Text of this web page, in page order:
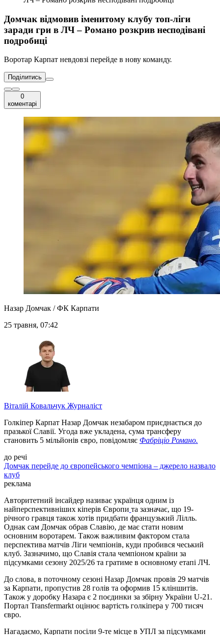
Домчак відмовив іменитому клубу топ-ліги
заради гри в ЛЧ – Романо розкрив несподівані
подробиці
Воротар Карпат невдовзі перейде в нову команду.
Поділитись
0
коментарі
Назар Домчак / ФК Карпати
25 травня, 07:42
Віталій Ковальчук Журналіст
Голкіпер Карпат Назар Домчак незабаром приєднається до
празької Славії. Угода вже укладена, сума трансферу
становить 5 мільйонів євро, повідомляє Фабріціо Романо.
до речі
Домчак перейде до європейського чемпіона – джерело назвало
клуб
реклама
Авторитетний інсайдер називає українця одним із
найперспективніших кіперів Європи та зазначає, що 19-
річного гравця також хотів придбати французький Лілль.
Однак сам Домчак обрав Славію, де має стати новим
основним воротарем. Також важливим фактором стала
перспектива матчів Ліги чемпіонів, куди пробився чеський
клуб. Зазначимо, що Славія стала чемпіоном країни за
підсумками сезону 2025/26 та гратиме в основному етапі ЛЧ.
До слова, в поточному сезоні Назар Домчак провів 29 матчів
за Карпати, пропустив 28 голів та оформив 15 кліншитів.
Також у доробку Назара є 2 поєдинки за збірну України U-21.
Портал Transfermarkt оцінює вартість голкіпера у 700 тисяч
євро.
Нагадаємо, Карпати посіли 9-те місце в УПЛ за підсумками